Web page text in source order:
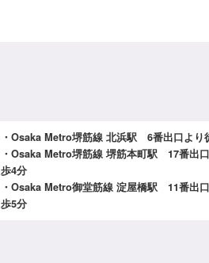
・Osaka Metro堺筋線 北浜駅 6番出口より
・Osaka Metro堺筋線 堺筋本町駅 17番出
歩4分
・Osaka Metro御堂筋線 淀屋橋駅 11番出
歩5分